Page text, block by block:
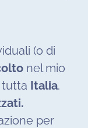
(o di
nel mio
tutta Italia.
per